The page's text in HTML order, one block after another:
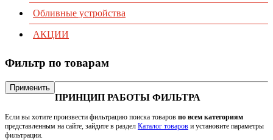
Обливные устройства
АКЦИИ
Фильтр по товарам
Применить
ПРИНЦИП РАБОТЫ ФИЛЬТРА
Если вы хотите произвести фильтрацию поиска товаров по всем категориям
представленным на сайте, зайдите в раздел Каталог товаров и установите параметры
фильтрации.